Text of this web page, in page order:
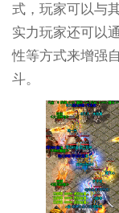
式，玩家可以与
实力玩家还可以
性等方式来增强
斗。